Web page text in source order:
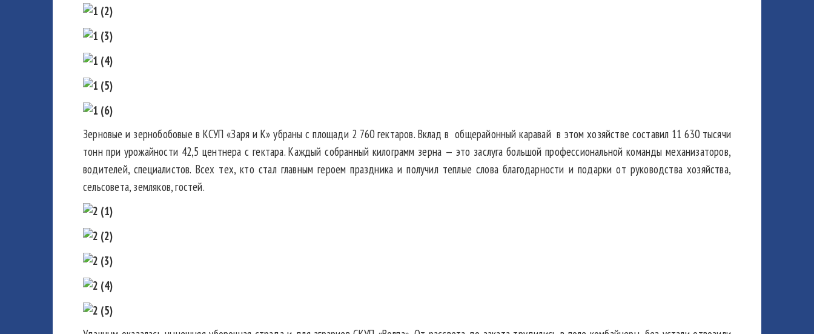
Зерновые и зернобобовые в КСУП «Заря и К» убраны с площади 2 760 гектаров. Вклад в общерайонный каравай в этом хозяйстве составил 11 630 тысячи
тонн при урожайности 42,5 центнера с гектара. Каждый собранный килограмм зерна — это заслуга большой профессиональной команды механизаторов,
водителей, специалистов. Всех тех, кто стал главным героем праздника и получил теплые слова благодарности и подарки от руководства хозяйства,
сельсовета, земляков, гостей.